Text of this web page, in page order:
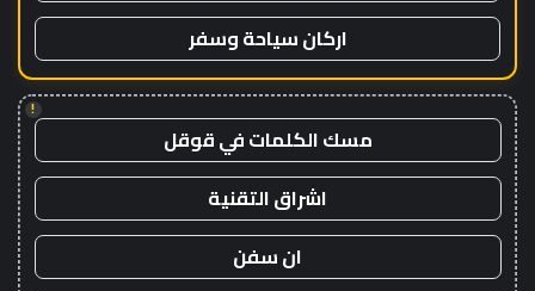
اركان سياحة وسفر
!
مسك الكلمات في قوقل
اشراق التقنية
ان سفن